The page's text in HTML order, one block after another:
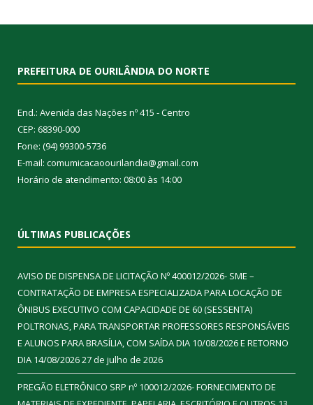
PREFEITURA DE OURILÂNDIA DO NORTE
End.: Avenida das Nações nº 415 - Centro
CEP: 68390-000
Fone: (94) 99300-5736
E-mail: comumicacaoourilandia@gmail.com
Horário de atendimento: 08:00 às 14:00
ÚLTIMAS PUBLICAÇÕES
AVISO DE DISPENSA DE LICITAÇÃO Nº 400012/2026- SME –
CONTRATAÇÃO DE EMPRESA ESPECIALIZADA PARA LOCAÇÃO DE
ÔNIBUS EXECUTIVO COM CAPACIDADE DE 60 (SESSENTA)
POLTRONAS, PARA TRANSPORTAR PROFESSORES RESPONSÁVEIS
E ALUNOS PARA BRASÍLIA, COM SAÍDA DIA 10/08/2026 E RETORNO
DIA 14/08/202627 de julho de 2026
PREGÃO ELETRÔNICO SRP nº 100012/2026- FORNECIMENTO DE